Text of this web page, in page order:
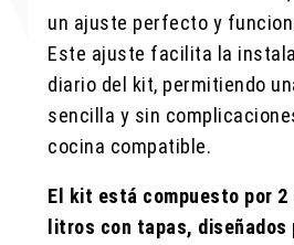
un ajuste perfecto y
Este ajuste facilita la
diario del kit, permitiendo
sencilla y sin
cocina compatible.
El kit está compuesto por 2
litros con tapas, diseñados